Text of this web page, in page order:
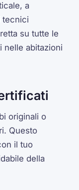
a
tecnici
su tutte le
nelle abitazioni
originali o
Questo
il tuo
della